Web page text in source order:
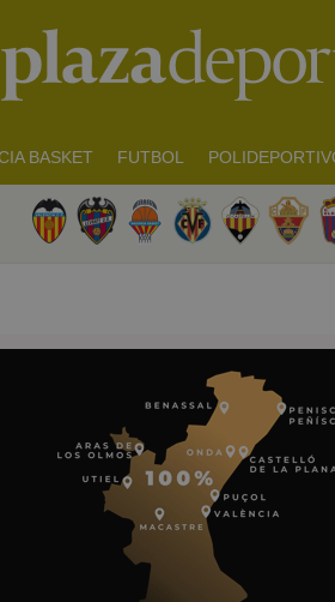
BASKET FUTBOL